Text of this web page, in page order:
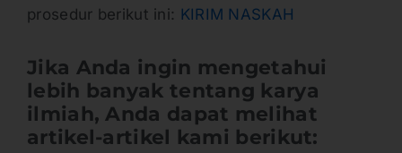
prosedur berikut ini: KIRIM NASKAH
Jika Anda ingin mengetahui
lebih banyak tentang karya
ilmiah, Anda dapat melihat
artikel-artikel kami berikut: